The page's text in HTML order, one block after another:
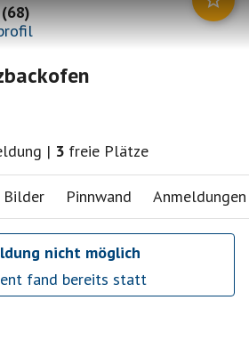
68)
| 3 freie Plätze
Bilder Pinnwand Anmeldungen
nicht möglich
fand bereits statt